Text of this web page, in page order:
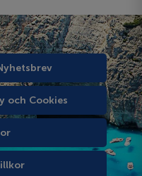
och Cookies